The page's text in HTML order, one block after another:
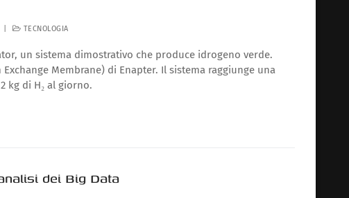
TECNOLOGIA
un sistema dimostrativo che produce idrogeno verde.
Membrane) di Enapter. Il sistema raggiunge una
kg di H₂ al giorno.
dei Big Data